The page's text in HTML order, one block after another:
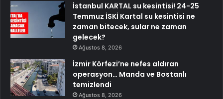
İstanbul KARTAL su kesintisi! 24-25
Temmuz İSKİ Kartal su kesintisi ne
zaman bitecek, sular ne zaman
gelecek?
Ağustos 8, 2026
İzmir Körfezi’ne nefes aldıran
operasyon… Manda ve Bostanlı
temizlendi
Ağustos 8, 2026